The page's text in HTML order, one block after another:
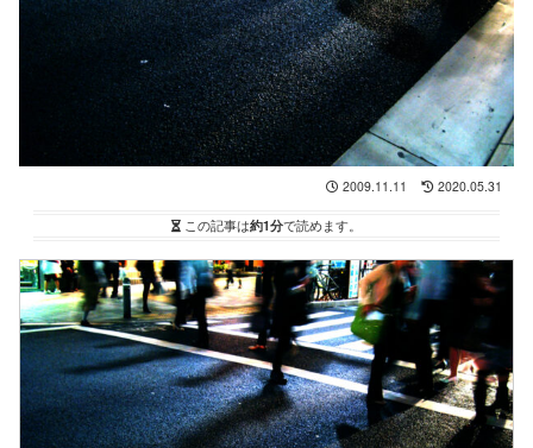
2009.11.11 2020.05.31
この記事は約1分で読めます。